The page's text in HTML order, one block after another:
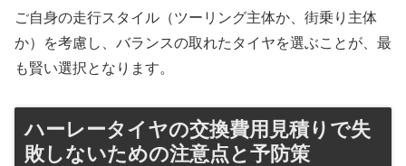
ご自身の走行スタイル（ツーリング主体か、街乗り主体
か）を考慮し、バランスの取れたタイヤを選ぶことが、最
も賢い選択となります。
ハーレータイヤの交換費用見積りで失
敗しないための注意点と予防策